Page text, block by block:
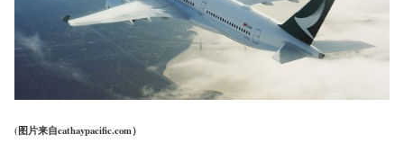
(图片来自cathaypacific.com）